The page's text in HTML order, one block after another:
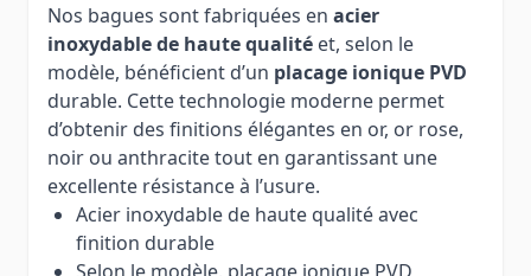
Nos bagues sont fabriquées en acier
inoxydable de haute qualité et, selon le
modèle, bénéficient d’un placage ionique PVD
durable. Cette technologie moderne permet
d’obtenir des finitions élégantes en or, or rose,
noir ou anthracite tout en garantissant une
excellente résistance à l’usure.
Acier inoxydable de haute qualité avec
finition durable
Selon le modèle, placage ionique PVD